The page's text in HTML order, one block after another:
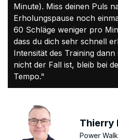
Minute). Miss deinen Puls
Erholungspause noch
60 Schläge weniger pro
dass du dich sehr schnell
Intensität des Training dann
nicht der Fall ist, bleib bei
Tempo."
Thierry
Power